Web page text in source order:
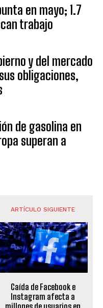
en mayo; 1.7
trabajo
y del mercado
obligaciones,
de gasolina en
superan a
ARTÍCULO SIGUIENTE
Caída de Facebook e
Instagram afecta a